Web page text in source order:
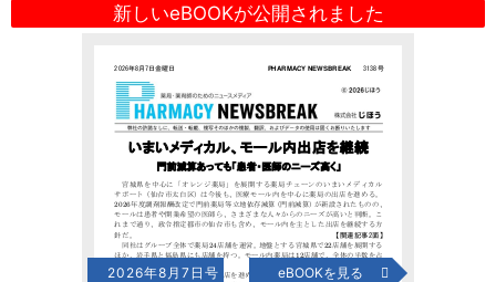
新しいeBOOKが公開されました
2026年8月7日号 eBOOKを見る